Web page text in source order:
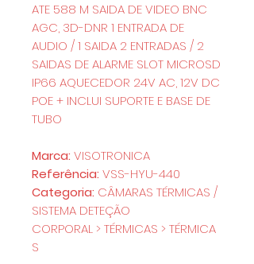
ATE 588 M SAIDA DE VIDEO BNC
AGC, 3D-DNR 1 ENTRADA DE
AUDIO / 1 SAIDA 2 ENTRADAS / 2
SAIDAS DE ALARME SLOT MICROSD
IP66 AQUECEDOR 24V AC, 12V DC
POE + INCLUI SUPORTE E BASE DE
TUBO
Marca: VISOTRONICA
Referência: VSS-HYU-440
Categoria: CÂMARAS TÉRMICAS /
SISTEMA DETEÇÃO
CORPORAL > TÉRMICAS > TÉRMICA
S